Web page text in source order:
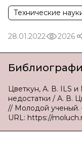
Технические
28.01.2022 2026
Цветкун, А. В. ILS
недостатки / А. В.
// Молодой
URL: https://